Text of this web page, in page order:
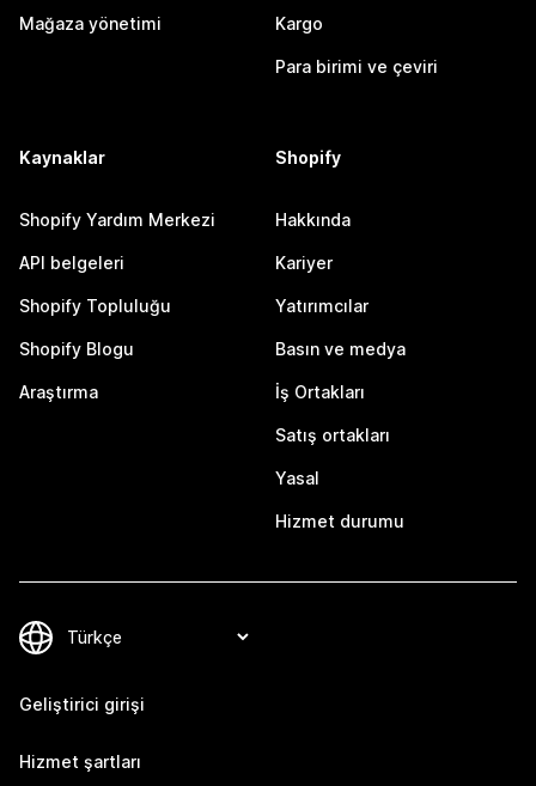
Mağaza yönetimi Kargo
Para birimi ve çeviri
Kaynaklar
Shopify Yardım Merkezi
API belgeleri
Shopify Topluluğu
Shopify Blogu
Araştırma
Shopify
Hakkında
Kariyer
Yatırımcılar
Basın ve medya
İş Ortakları
Satış ortakları
Yasal
Hizmet durumu
Geliştirici girişi
Hizmet şartları